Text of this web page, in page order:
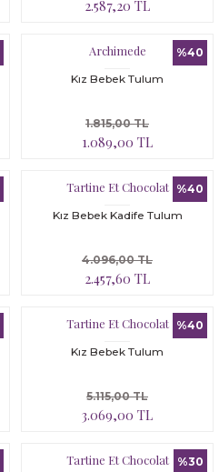
2.587,20 TL
%40
Archimede
Kız Bebek Tulum
1.089,00 TL
1.815,00 TL
%40
Tartine Et Chocolat
Kız Bebek Kadife Tulum
2.457,60 TL
4.096,00 TL
%40
Tartine Et Chocolat
Kız Bebek Tulum
3.069,00 TL
5.115,00 TL
%30
Tartine Et Chocolat